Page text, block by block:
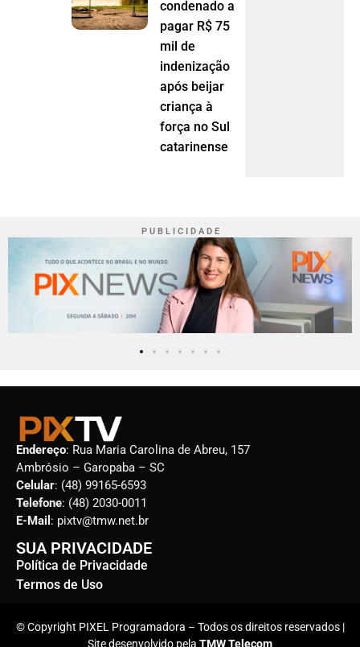
condenado a
pagar R$ 75
mil de
indenização
após beijar
criança à
força no Sul
catarinense
P U B L I C I D A D E
Endereço: Rua Maria Carolina de Abreu, 157
Ambrósio – Garopaba – SC
Celular: (48) 99165-6593
Telefone: (48) 2030-0011
E-Mail : pixtv@tmw.net.br
SUA PRIVACIDADE
Política de Privacidade
Termos de Uso
© Copyright PIXEL Programadora – Todos os direitos reservados |
Site desenvolvido pela TMW Telecom